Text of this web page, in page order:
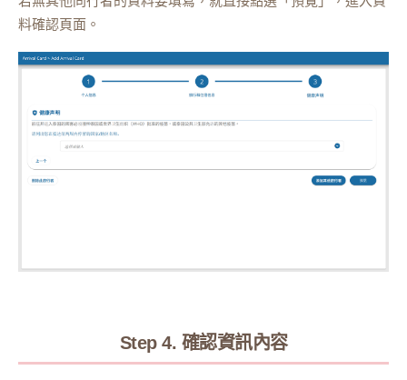
料確認頁面。
Step 4. 確認資訊內容